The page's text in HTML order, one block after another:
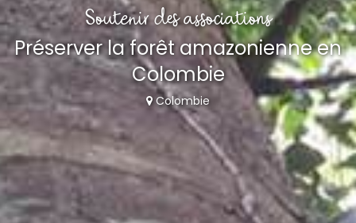
Soutenir des associations
Préserver la forêt amazonienne en
Colombie
Colombie